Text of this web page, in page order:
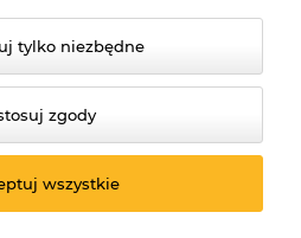
prawa zastrzeżone.
Sklep internetowy Shoper.pl
tylko niezbędne
zgody
wszystkie